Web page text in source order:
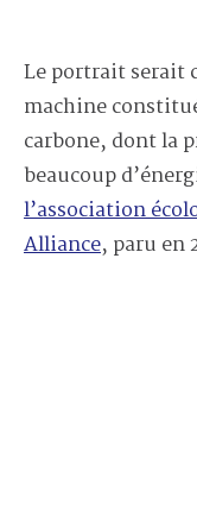
Le portrait serait
machine
carbone, dont la
beaucoup
l’association
Alliance, paru en